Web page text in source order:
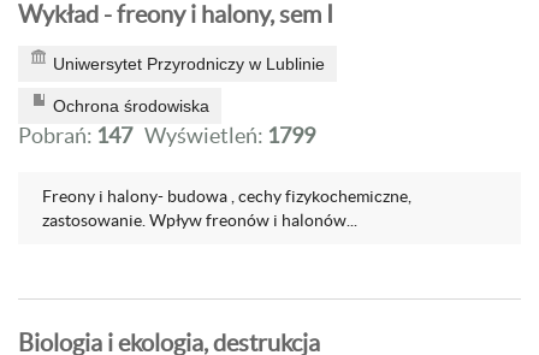
Wykład - freony i halony, sem I
Uniwersytet Przyrodniczy w Lublinie
Ochrona środowiska
Pobrań: 147 Wyświetleń: 1799
Freony i halony- budowa , cechy fizykochemiczne,
zastosowanie. Wpływ freonów i halonów...
Biologia i ekologia, destrukcja